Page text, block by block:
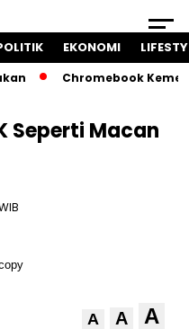
EKONOMI
Chromebook
Seperti Macan
A A A